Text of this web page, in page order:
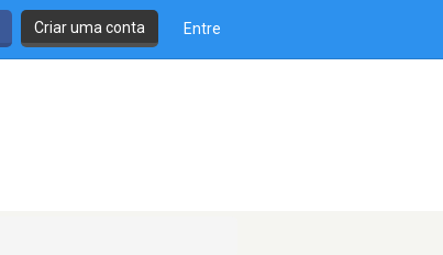
Criar uma conta Entre